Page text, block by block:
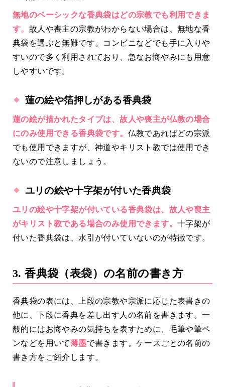
無地のベーシックな香典袋はどの宗教でも利用できま
す。 故人や喪主の宗教がわからない場合は、無地な香
典袋を選ぶと無難です。コンビニなどでも手に入りや
すいので多く利用されており、急なお悔やみにも用意
しやすいです。
蓮の絵や箔押しがある香典袋
蓮の絵が描かれたタイプは、故人や喪主が仏教の場合
にのみ使用できる香典袋です。 仏教であればどの宗派
でも使用できますが、神道やキリスト教では使用でき
ないので注意しましょう。
ユリの絵や十字架が付いた香典袋
ユリの絵や十字架が付いている香典袋は、故人や喪主
がキリスト教である場合のみ使用できます。 十字架が
付いた香典袋は、水引が付いていないのが特徴です。
3. 香典袋（表袋）の名前の書き方
香典袋の表には、上段の宗教や宗派に応じた表書きの
他に、下段に香典を差し出す人の名前を書きます。一
般的にはお悔やみの気持ちを表すために、毛筆や筆ペ
ンなどを用いて薄墨で書きます。ケースごとの名前の
書き方をご紹介します。